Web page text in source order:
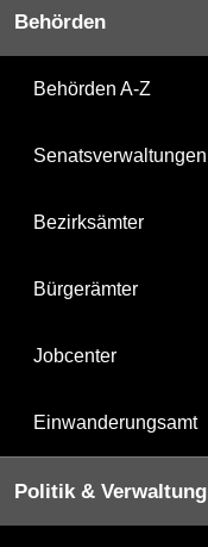
Behörden
Behörden A-Z
Senatsverwaltungen
Bezirksämter
Bürgerämter
Jobcenter
Einwanderungsamt
Politik & Verwaltung